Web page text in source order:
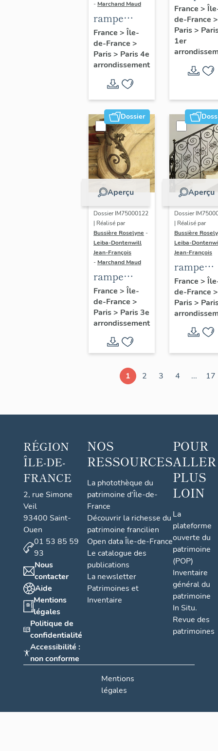
- Marchand Maud
rampe
d'appui,
escalier de
la maison à
cochère
dite hôtel
Charpentier
(non étudié)
France > Île-
de-France >
Paris> Paris 4e
arrondissement
d'appui,
escalier
la
porte
cochère
(non
France >
de-France >
Paris>
1er
Dossier
Aperçu
Dossier IM75000122
| Réalisé par
Bussière Roselyne -
Leiba-Dontenwill
Jean-François
- Marchand Maud
rampe
d'appui,
escalier de
la maison à
cochère
(non étudié)
France > Île-
de-France >
Paris> Paris 3e
arrondissement
Aperçu
Dossier
| Réalisé par
Bussière
Leiba-
Jean-François
rampe
d'appui,
escalier
la
cochère
(non
France >
de-France >
Paris>
1 2 3 4 ... 17
RÉGION
ÎLE-DE-
FRANCE
2, rue Simone
Veil
93400 Saint-
Ouen
01 53 85 59
93
Nous
contacter
Aide
Mentions
légales
Politique de
confidentialité
Accessibilité :
non conforme
NOS
RESSOURCES
La photothèque du
patrimoine d'Île-de-
France
Découvrir la richesse du
patrimoine francilien
Open data Île-de-France
Le catalogue des
publications
La newsletter
Patrimoines et
Inventaire
POUR
ALLER
PLUS
LOIN
La
plateforme
ouverte du
patrimoine
(POP)
Inventaire
général du
patrimoine
In Situ.
Revue des
patrimoines
Mentions
légales